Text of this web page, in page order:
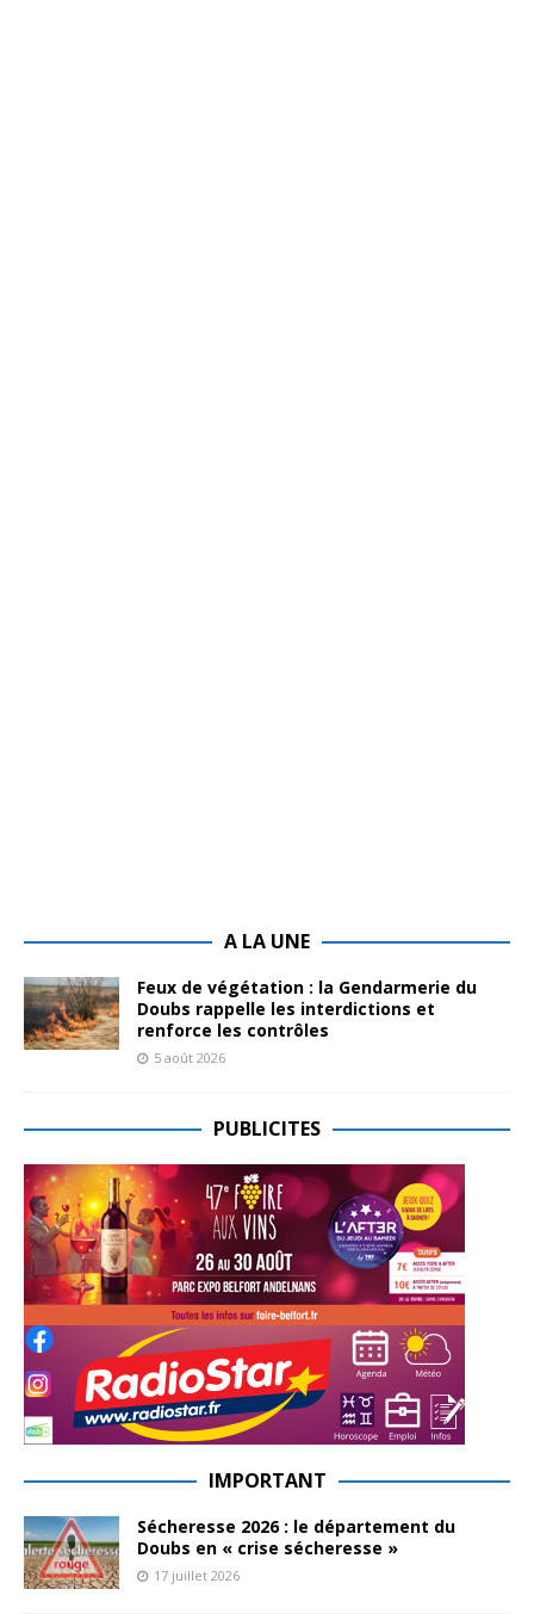
A LA UNE
Feux de végétation : la Gendarmerie du
Doubs rappelle les interdictions et
renforce les contrôles
5 août 2026
PUBLICITES
IMPORTANT
Sécheresse 2026 : le département du
Doubs en « crise sécheresse »
17 juillet 2026